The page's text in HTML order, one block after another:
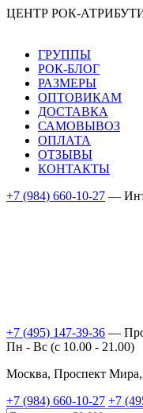
ЦЕНТР РОК-
ГРУППЫ
РОК-БЛОГ
РАЗМЕРЫ
ОПТОВИКАМ
ДОСТАВКА
САМОВЫВОЗ
ОПЛАТА
ОТЗЫВЫ
КОНТАКТЫ
+7 (984) 660-10-27 —
+7 (495) 147-39-36 —
Пн - Вс (c 10.00 - 21.00)
Москва, Проспект
+7 (984) 660-10-27 +7